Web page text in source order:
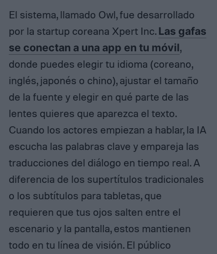
El sistema, llamado Owl, fue desarrollado
por la startup coreana Xpert Inc.Las gafas
se conectan a una app en tu móvil,
donde puedes elegir tu idioma (coreano,
inglés, japonés o chino), ajustar el tamaño
de la fuente y elegir en qué parte de las
lentes quieres que aparezca el texto.
Cuando los actores empiezan a hablar, la IA
escucha las palabras clave y empareja las
traducciones del diálogo en tiempo real. A
diferencia de los supertítulos tradicionales
o los subtítulos para tabletas, que
requieren que tus ojos salten entre el
escenario y la pantalla, estos mantienen
todo en tu línea de visión. El público